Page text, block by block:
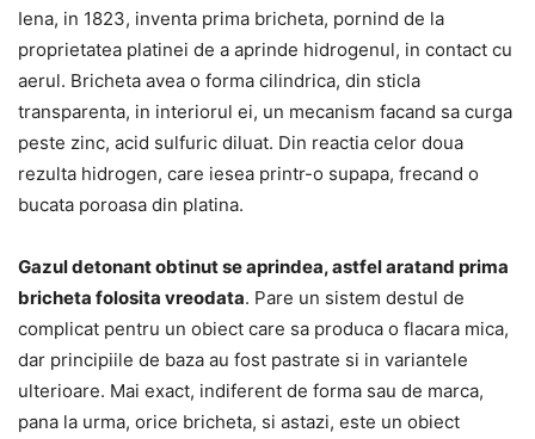
Iena, in 1823, inventa prima bricheta, pornind de la
proprietatea platinei de a aprinde hidrogenul, in contact cu
aerul. Bricheta avea o forma cilindrica, din sticla
transparenta, in interiorul ei, un mecanism facand sa curga
peste zinc, acid sulfuric diluat. Din reactia celor doua
rezulta hidrogen, care iesea printr-o supapa, frecand o
bucata poroasa din platina.
Gazul detonant obtinut se aprindea, astfel aratand prima
bricheta folosita vreodata. Pare un sistem destul de
complicat pentru un obiect care sa produca o flacara mica,
dar principiile de baza au fost pastrate si in variantele
ulterioare. Mai exact, indiferent de forma sau de marca,
pana la urma, orice bricheta, si astazi, este un obiect